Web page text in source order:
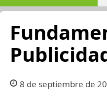
8 de septiembre de